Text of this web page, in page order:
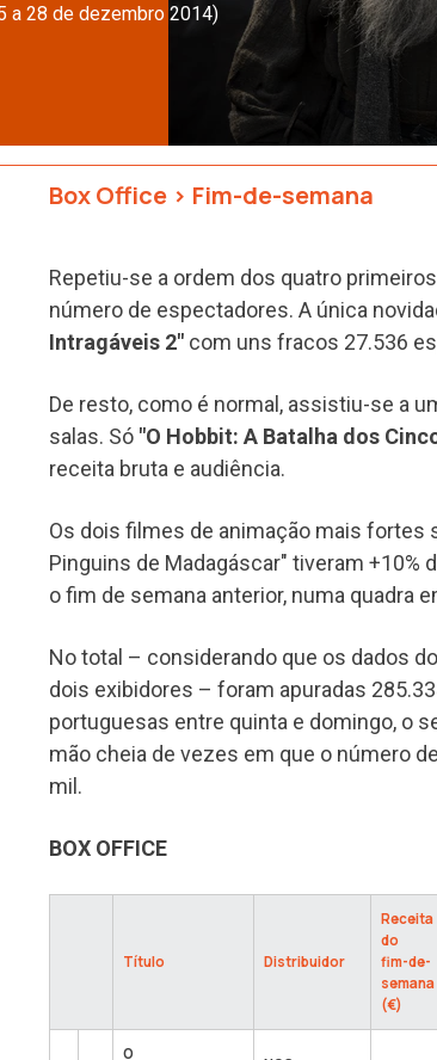
a 28 de dezembro 2014)
Box Office > Fim-de-semana
Repetiu-se a ordem dos quatro
número de espectadores. A única
Intragáveis 2" com uns fracos 27.536
De resto, como é normal, assistiu-se a
salas. Só "O Hobbit: A Batalha dos
receita bruta e audiência.
Os dois filmes de animação mais fortes
Pinguins de Madagáscar" tiveram
o fim de semana anterior, numa quadra
No total – considerando que os dados
dois exibidores – foram apuradas
portuguesas entre quinta e domingo, o
mão cheia de vezes em que o número
mil.
BOX OFFICE
Título Distribuidor
Receita
do
fim-de-
semana
(€)
O